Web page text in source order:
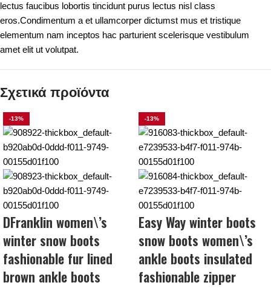
lectus faucibus lobortis tincidunt purus lectus nisl class
eros.Condimentum a et ullamcorper dictumst mus et tristique
elementum nam inceptos hac parturient scelerisque vestibulum
amet elit ut volutpat.
Σχετικά προϊόντα
-13%
DFranklin women\’s
winter snow boots
fashionable fur lined
brown ankle boots
-13%
Easy Way winter boots
snow boots women\’s
ankle boots insulated
fashionable zipper